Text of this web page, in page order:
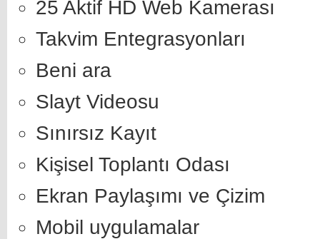
25 Aktif HD Web Kamerası
Takvim Entegrasyonları
Beni ara
Slayt Videosu
Sınırsız Kayıt
Kişisel Toplantı Odası
Ekran Paylaşımı ve Çizim
Mobil uygulamalar